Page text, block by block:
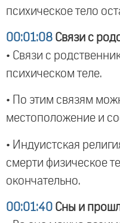
психическое тело
00:01:08 Связи с
• Связи с
психическом теле.
• По этим связям
местоположение и
• Индуистская
смерти физическое
окончательно.
00:01:40 Сны и